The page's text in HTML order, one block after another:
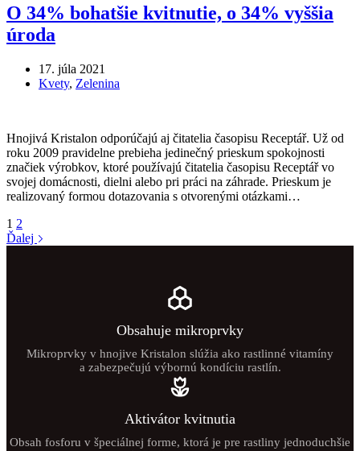
O 34% bohatšie kvitnutie, o 34% vyššia
úroda
17. júla 2021
Kvety, Zelenina
Hnojivá Kristalon odporúčajú aj čitatelia časopisu Receptář. Už od
roku 2009 pravidelne prebieha jedinečný prieskum spokojnosti
značiek výrobkov, ktoré používajú čitatelia časopisu Receptář vo
svojej domácnosti, dielni alebo pri práci na záhrade. Prieskum je
realizovaný formou dotazovania s otvorenými otázkami…
1 2
Ďalej
Obsahuje mikroprvky
Mikroprvky v hnojive Kristalon slúžia ako rastlinné vitamíny
a zabezpečujú výbornú kondíciu rastlín.
Aktivátor kvitnutia
Obsah fosforu v špeciálnej forme, ktorá je pre rastliny jednoduchšie